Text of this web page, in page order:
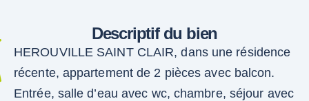
Descriptif du bien
HEROUVILLE SAINT CLAIR, dans une résidence
récente, appartement de 2 pièces avec balcon.
Entrée, salle d’eau avec wc, chambre, séjour avec